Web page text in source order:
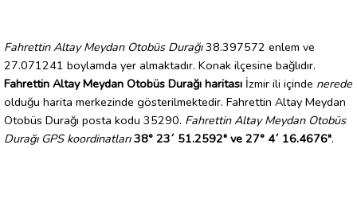
Fahrettin Altay Meydan Otobüs Durağı38.397572 enlem ve
27.071241 boylamda yer almaktadır. Konak ilçesine bağlıdır.
Fahrettin Altay Meydan Otobüs Durağı haritası İzmir ili içinde nerede
olduğu harita merkezinde gösterilmektedir. Fahrettin Altay Meydan
Otobüs Durağı posta kodu 35290. Fahrettin Altay Meydan Otobüs
Durağı GPS koordinatları 38° 23´ 51.2592" ve 27° 4´ 16.4676".